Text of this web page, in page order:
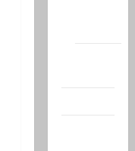
Mail.Ru